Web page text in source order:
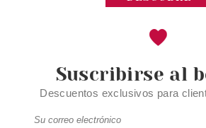
Suscribirse al
Descuentos exclusivos para